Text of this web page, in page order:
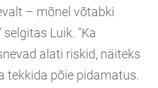
– mõnel võtabki
Luik. "Ka
alati riskid, näiteks
tekkida põie pidamatus.